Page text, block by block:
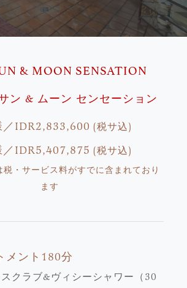
& MOON SENSATION
ン & ムーン センセーション
／IDR2,833,600 (税サ込)
／IDR5,407,875 (税サ込)
・サービス料がすでに含まれており
ます
メント180分
クラブ&ヴィシーシャワー（30